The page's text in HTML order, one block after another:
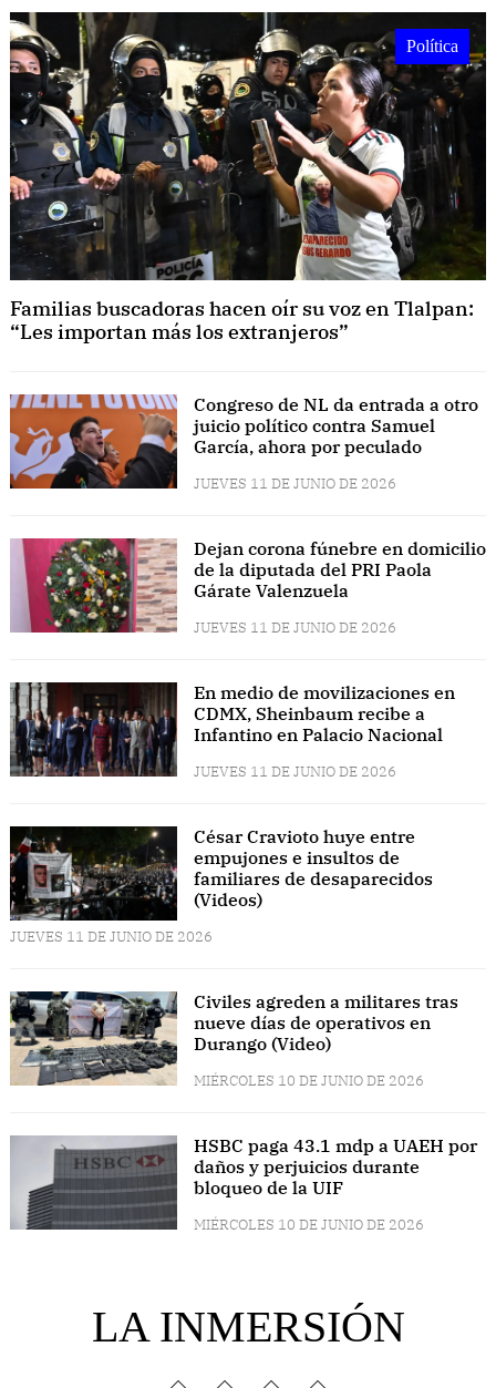
Política
Familias buscadoras hacen oír su voz en Tlalpan:
“Les importan más los extranjeros”
Congreso de NL da entrada a otro
juicio político contra Samuel
García, ahora por peculado
JUEVES 11 DE JUNIO DE 2026
Dejan corona fúnebre en domicilio
de la diputada del PRI Paola
Gárate Valenzuela
JUEVES 11 DE JUNIO DE 2026
En medio de movilizaciones en
CDMX, Sheinbaum recibe a
Infantino en Palacio Nacional
JUEVES 11 DE JUNIO DE 2026
César Cravioto huye entre
empujones e insultos de
familiares de desaparecidos
(Videos)
JUEVES 11 DE JUNIO DE 2026
Civiles agreden a militares tras
nueve días de operativos en
Durango (Video)
MIÉRCOLES 10 DE JUNIO DE 2026
HSBC paga 43.1 mdp a UAEH por
daños y perjuicios durante
bloqueo de la UIF
MIÉRCOLES 10 DE JUNIO DE 2026
LA INMERSIÓN